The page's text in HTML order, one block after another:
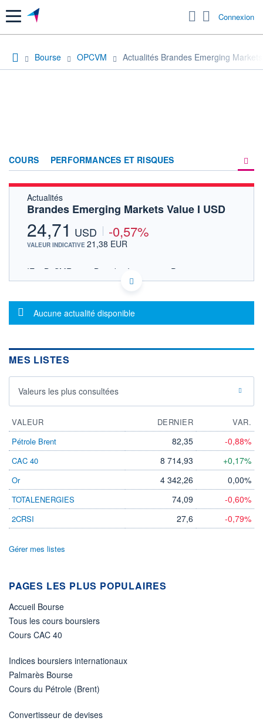
Menu Connexion
Bourse OPCVM Actualités Brandes Emerging
COURS PERFORMANCES ET RISQUES
Actualités
Brandes Emerging Markets Value I USD
24,71 USD -0,57%
VALEUR INDICATIVE 21,38 EUR
IE00B6SMR972 - Brandes Investment Partners
(Europe) Limited
Consulter le prospectus / DIC
15
25
CATÉGORIE MORNINGSTAR
Actions Marchés
Emergents
FONDS PARTENAIRES
TARIFS PRIVILÉGIÉS 0%
PEA PEA-PME
BOURSOVIE
Non éligible Boursobank
ACTIF NET (EUR)
RISQUE DU FONDS (SRI)
4/7
Message d'information
Aucune actualité disponible
MES LISTES
Valeurs les plus consultées
VALEUR DERNIER
VAR.
Pétrole Brent
82,35 -0,88%
CAC 40 8 714,93 +0,17%
Or 4 342,26 0,00%
TOTALENERGIES 74,09 -0,60%
2CRSI 27,6 -0,79%
Gérer mes listes
PAGES LES PLUS POPULAIRES
Accueil Bourse
Tous les cours boursiers
Cours CAC 40
Indices boursiers internationaux
Palmarès Bourse
Cours du Pétrole (Brent)
Convertisseur de devises